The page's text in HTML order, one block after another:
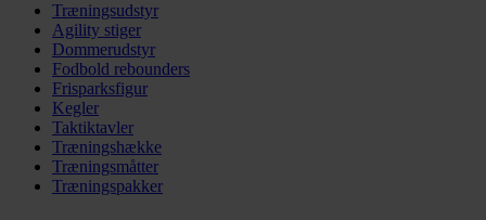
Træningsudstyr
Agility stiger
Dommerudstyr
Fodbold rebounders
Frisparksfigur
Kegler
Taktiktavler
Træningshække
Træningsmåtter
Træningspakker